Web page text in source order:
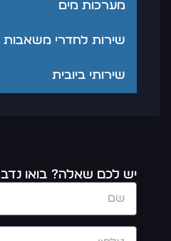
מערכות מים
שירות לחדרי משאבות
שירותי ביובית
יש לכם שאלה? בואו נדבר